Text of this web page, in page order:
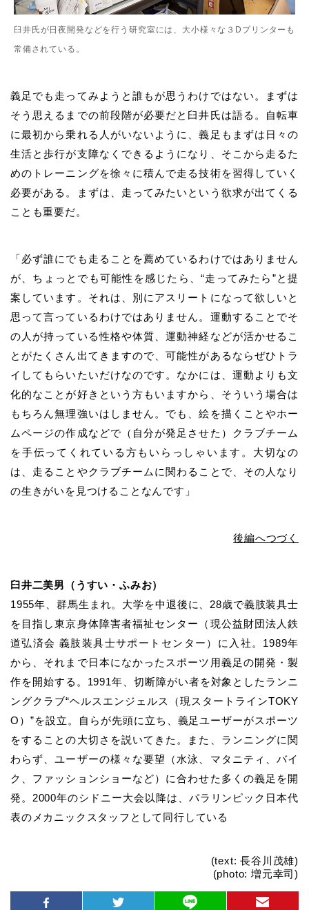
臼井氏が日夜開発などを行う研究室には、大小様々な３Dプリンターも
常備されている。
義足でも走ってみようと誰もが思うわけではない。まずは
そう思えるまでの前段階が必要だと臼井氏は語る。自転車
に最初から乗れる人がいないように、義足もまずは日々の
生活と歩行が支障なくできるようになり、そこから走るた
めのトレーニングを徐々に積んで走る技術を習得していく
必要がある。まずは、走ってみたいという欲求が出てくる
ことも重要だ。
「必ず誰にでも走ることを薦めているわけではありません
が、ちょっとでも可能性を感じたら、“走ってみたら”と提
案しています。それは、別にアスリートになって欲しいと
思って言っているわけではありません。運動することでそ
の人が持っている性格や体質、運動神経などが活かせるこ
とがたくさん出てきますので、可能性があるならぜひトラ
イしてもらいたいだけなのです。なかには、運動よりも文
化的なことが好きという方もいますから、そういう場合は
もちろん無理強いはしません。でも、絵を描くことやホー
ムページの作成などで（自分が発足させた）クラブチーム
を手伝ってくれている方もいらっしゃいます。大切なの
は、走ることやクラブチームに関わることで、その人なり
の生きがいを見つけることなんです」
後編へつづく
臼井二美男（うすい・ふみお）
1955年、群馬生まれ。大学を中退後に、28歳で義肢装具士
を目指し東京身体障害者福祉センター（現公益財団法人鉄
道弘済会 義肢装具士サポートセンター） に入社。1989年
から、それまで日本になかったスポーツ用義足の開発・製
作を開始する。1991年、切断障がい者を対象としたランニ
ングクラブ“ヘルスエンジェルス（現スタートラインTOKY
O）”を設立。自らが先頭に立ち、義足ユーザーがスポーツ
をすることの大切さを説いてきた。また、ランニングに関
わらず、ユーザーの様々な要望（水泳、マタニティ、バイ
ク、ファッションショーなど）に合わせた多くの義足を開
発。2000年のシドニー大会以降は、パラリンピック日本代
表のメカニックスタッフとして同行している
(text: 長谷川茂雄)
(photo: 増元幸司)